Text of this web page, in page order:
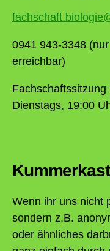
0941 943-3348
erreichbar)
Dienstags, 19:00
Wenn ihr uns nicht
sondern z.B.
oder ähnliches